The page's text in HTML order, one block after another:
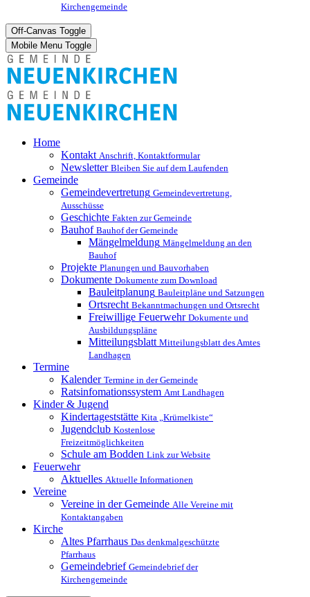
Kirchengemeinde
Off-Canvas Toggle
Mobile Menu Toggle
Home
Kontakt Anschrift, Kontaktformular
Newsletter Bleiben Sie auf dem Laufenden
Gemeinde
Gemeindevertretung Gemeindevertretung,
Ausschüsse
Geschichte Fakten zur Gemeinde
Bauhof Bauhof der Gemeinde
Mängelmeldung Mängelmeldung an den
Bauhof
Projekte Planungen und Bauvorhaben
Dokumente Dokumente zum Download
Bauleitplanung Bauleitpläne und Satzungen
Ortsrecht Bekanntmachungen und Ortsrecht
Freiwillige Feuerwehr Dokumente und
Ausbildungspläne
Mitteilungsblatt Mitteilungsblatt des Amtes
Landhagen
Termine
Kalender Termine in der Gemeinde
Ratsinfomationssystem Amt Landhagen
Kinder & Jugend
Kindertageststätte Kita „Krümelkiste“
Jugendclub Kostenlose
Freizeitmöglichkeiten
Schule am Bodden Link zur Website
Feuerwehr
Aktuelles Aktuelle Informationen
Vereine
Vereine in der Gemeinde Alle Vereine mit
Kontaktangaben
Kirche
Altes Pfarrhaus Das denkmalgeschützte
Pfarrhaus
Gemeindebrief Gemeindebrief der
Kirchengemeinde